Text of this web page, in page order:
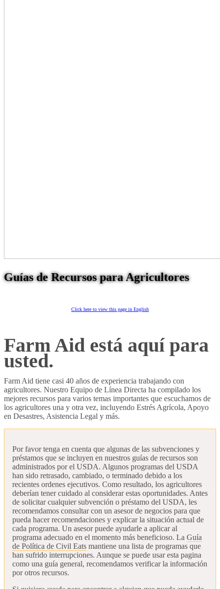
Guías de Recursos para Agricultores
Click here to view this page in English
Farm Aid está aquí para
usted.
Farm Aid tiene casi 40 años de experiencia trabajando con
agricultores. Nuestro Equipo de Línea Directa ha compilado los
mejores recursos para varios temas importantes que escuchamos de
los agricultores una y otra vez, incluyendo Estrés Agrícola, Apoyo
en Desastres, Asistencia Legal y más.
Por favor tenga en cuenta que algunas de las subvenciones y
préstamos que se incluyen en nuestros guías de recursos son
administrados por el USDA. Algunos programas del USDA
han sido retrasado, cambiado, o terminado debido a los
recientes ordenes ejecutivos. Como resultado, los agricultores
deberían tener cuidado al considerar estas oportunidades. Antes
de solicitar cualquier subvención o préstamo del USDA, les
recomendamos consultar con un asesor de negocios para que
pueda hacer recomendaciones y explicar la situación actual de
cada programa. Un asesor puede ayudarle a aplicar al
programa adecuado en el momento más beneficioso. La Guía
de Política de Civil Eats mantiene una lista de programas que
han sufrido interrupciones. Aunque se puede usar esta pagina
como una guía general, recomendamos verificar la información
por otros recursos.